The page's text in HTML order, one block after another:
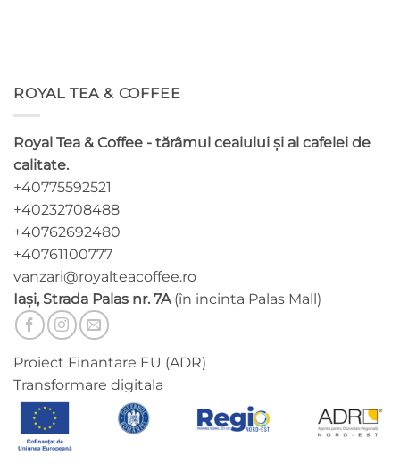
variații.
Opțiunile
fi
alese
în
pagina
produsului.
pot
fi
ROYAL TEA & COFFEE
Royal Tea & Coffee - tărâmul ceaiului și al cafelei de
calitate.
+40775592521
+40232708488
+40762692480
+40761100777
vanzari@royalteacoffee.ro
Iași, Strada Palas nr. 7A(în incinta Palas Mall)
Proiect Finantare EU (ADR)
Transformare digitala